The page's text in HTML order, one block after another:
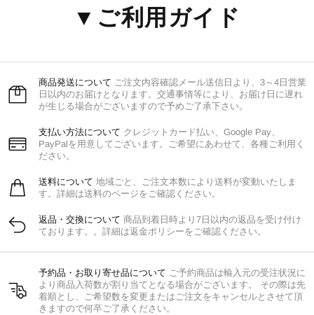
▼ご利用ガイド
商品発送について ご注文内容確認メール送信日より、3～4日営業
日以内のお届けとなります。交通事情等により、お届け日に遅れ
が生じる場合がございますので予めご了承下さい。
支払い方法について クレジットカード払い、Google Pay、
PayPalを用意してございます。ご希望にあわせて、各種ご利用く
ださい。
送料について 地域ごと、ご注文本数により送料が変動いたしま
す。詳細は送料のページをご確認ください。
返品・交換について 商品到着日時より7日以内の返品を受け付け
ております。。詳細は返金ポリシーをご確認ください。
予約品・お取り寄せ品について ご予約商品は輸入元の受注状況に
より商品入荷数が割り当てとなる場合がございます。 その際は先
着順とし、ご希望数を変更またはご注文をキャンセルとさせて頂
きますので何卒ご了承ください。